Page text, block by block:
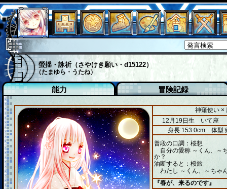
螢揺・詠祈（さやけき願い・d15122）
（たまゆら・うたね）
能力 冒険記録
神薙使い ×
12月19日生 いて座
身長:153.0cm 体型:
普段の口調：桜想
自分の愛称 ～くん、～
か？
油断すると：桜旅
わたし ～くん、～ちゃ
『春が、来るのです』